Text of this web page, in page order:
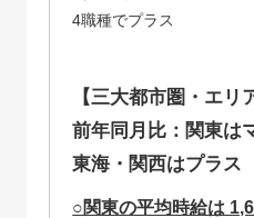
4職種でプラス
【三大都市圏・エリ
前年同月比：関東は
東海・関西はプラス
○関東の平均時給は